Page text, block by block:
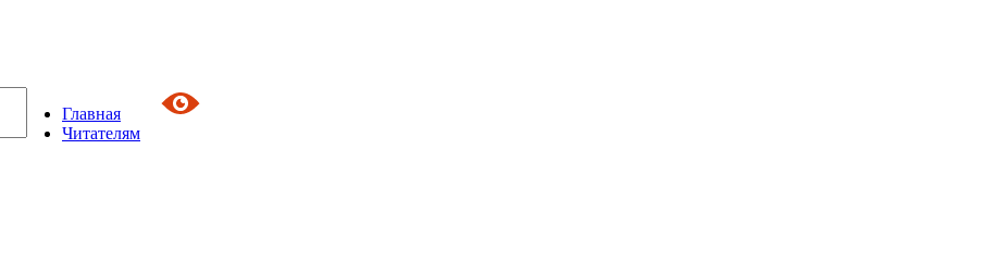
Главная
Читателям